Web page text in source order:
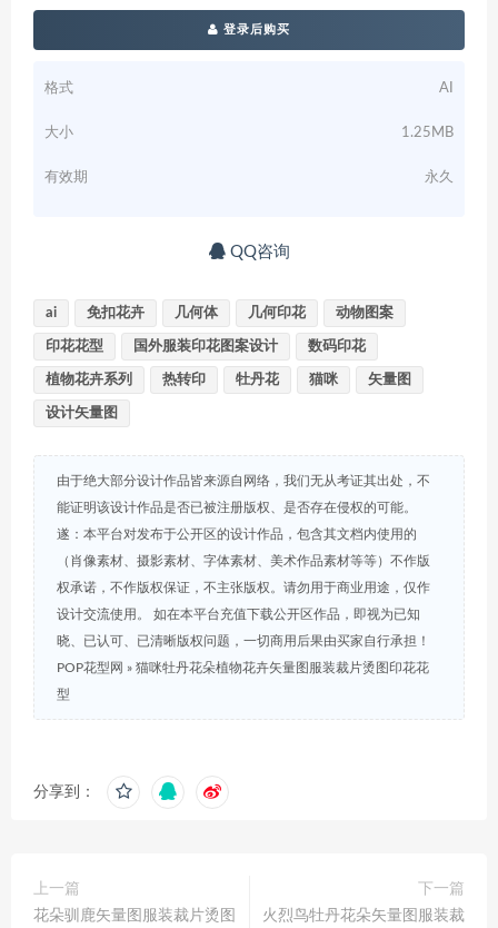
登录后购买
格式 AI
大小 1.25MB
有效期 永久
QQ咨询
ai 免扣花卉 几何体 几何印花 动物图案
印花花型 国外服装印花图案设计 数码印花
植物花卉系列 热转印 牡丹花 猫咪 矢量图
设计矢量图
由于绝大部分设计作品皆来源自网络，我们无从考证其出处，不
能证明该设计作品是否已被注册版权、是否存在侵权的可能。
遂：本平台对发布于公开区的设计作品，包含其文档内使用的
（肖像素材、摄影素材、字体素材、美术作品素材等等）不作版
权承诺，不作版权保证，不主张版权。请勿用于商业用途，仅作
设计交流使用。 如在本平台充值下载公开区作品，即视为已知
晓、已认可、已清晰版权问题，一切商用后果由买家自行承担！
POP花型网 » 猫咪牡丹花朵植物花卉矢量图服装裁片烫图印花花
型
分享到：
上一篇
花朵驯鹿矢量图服装裁片烫图
下一篇
火烈鸟牡丹花朵矢量图服装裁